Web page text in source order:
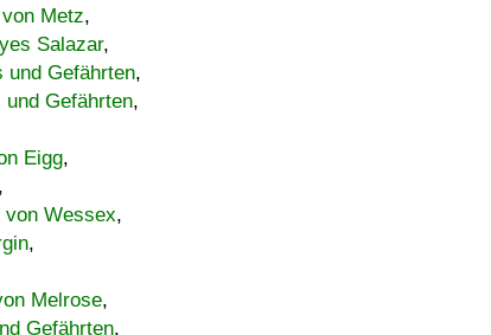
Metz,
Salazar,
und Gefährten,
und Gefährten,
Eigg,
,
Wessex,
,
Melrose,
Gefährten,